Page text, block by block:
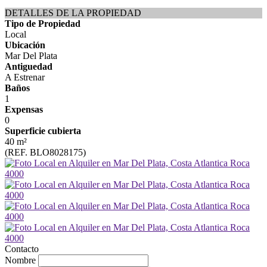
DETALLES DE LA PROPIEDAD
Tipo de Propiedad
Local
Ubicación
Mar Del Plata
Antiguedad
A Estrenar
Baños
1
Expensas
0
Superficie cubierta
40 m²
(REF. BLO8028175)
Contacto
Nombre